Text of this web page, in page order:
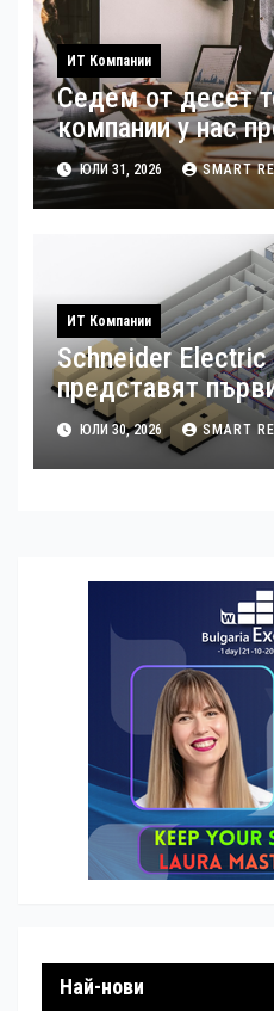
ИТ Компании
Седем от десет
компании у нас
хибридна работа
ЮЛИ 31, 2026 SMART
ИТ Компании
Schneider Electric
представят
дизайн на
ускорено изграждане
за ИИ
ЮЛИ 30, 2026 SMART
Най-нови